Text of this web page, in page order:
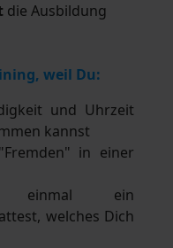
die Ausbildung
weil Du:
und Uhrzeit
kannst
in einer
einmal ein
welches Dich